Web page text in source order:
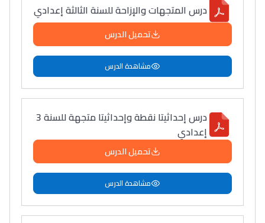
درس المتجهات والإزاحة للسنة الثالثة إعدادي
تحميل الدرس
مشاهدة الدرس
درس إحداثيتا نقطة وإحداثيتا متجهة للسنة 3
إعدادي
تحميل الدرس
مشاهدة الدرس